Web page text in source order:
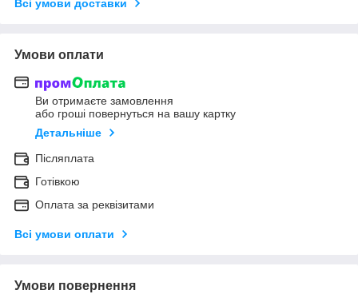
Всі умови доставки
Умови оплати
Ви отримаєте замовлення
або гроші повернуться на вашу картку
Детальніше
Післяплата
Готівкою
Оплата за реквізитами
Всі умови оплати
Умови повернення